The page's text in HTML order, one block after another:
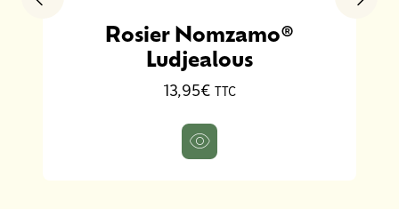
Rosier Nomzamo®
Ludjealous
13,95€ TTC